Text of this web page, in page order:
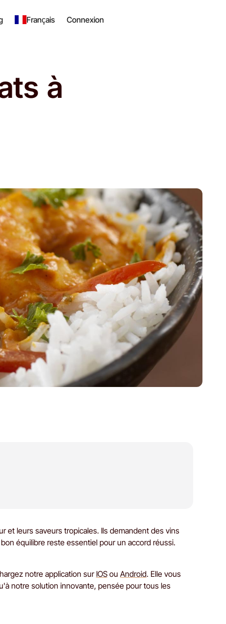
Français Connexion
à
et leurs saveurs tropicales. Ils demandent des vins
équilibre reste essentiel pour un accord réussi.
notre application sur IOSou Android. Elle vous
notre solution innovante, pensée pour tous les